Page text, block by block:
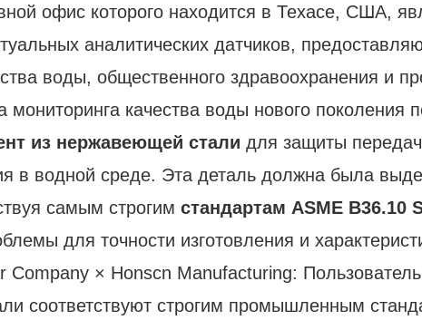
офис которого находится в Техасе, США,
аналитических датчиков,
воды, общественного здравоохранения и
мониторинга качества воды нового поколения
из нержавеющей стали для защиты
в водной среде. Эта деталь должна была
самым строгим стандартам ASME B36.10
для точности изготовления и